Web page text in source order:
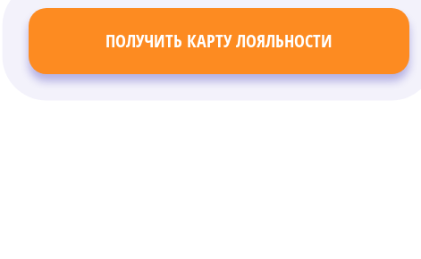
ПОЛУЧИТЬ КАРТУ ЛОЯЛЬНОСТИ